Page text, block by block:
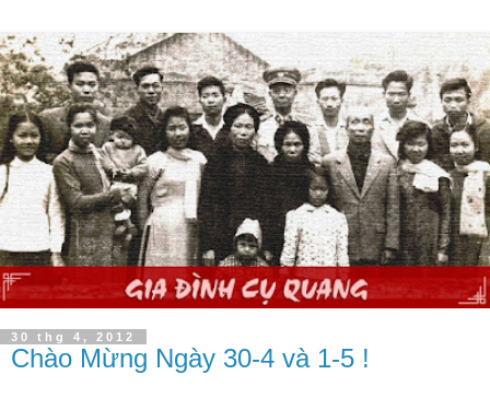
30 thg 4, 2012
Chào Mừng Ngày 30-4 và 1-5 !